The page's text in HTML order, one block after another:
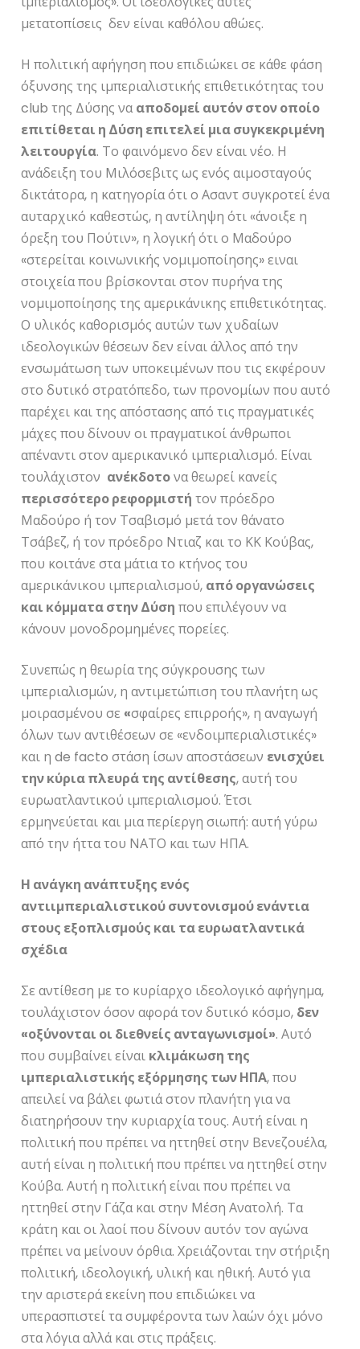
μετατοπίσεις δεν είναι καθόλου αθώες.
Η πολιτική αφήγηση που επιδιώκει σε κάθε φάση
όξυνσης της ιμπεριαλιστικής επιθετικότητας του
club της Δύσης νααποδομεί αυτόν στον οποίο
επιτίθεται η Δύση επιτελεί μια συγκεκριμένη
λειτουργία. Το φαινόμενο δεν είναι νέο. Η
ανάδειξη του Μιλόσεβιτς ως ενός αιμοσταγούς
δικτάτορα, η κατηγορία ότι ο Ασαντ συγκροτεί ένα
αυταρχικό καθεστώς, η αντίληψη ότι «άνοιξε η
όρεξη του Πούτιν», η λογική ότι ο Μαδούρο
«στερείται κοινωνικής νομιμοποίησης» ειναι
στοιχεία που βρίσκονται στον πυρήνα της
νομιμοποίησης της αμερικάνικης επιθετικότητας.
Ο υλικός καθορισμός αυτών των χυδαίων
ιδεολογικών θέσεων δεν είναι άλλος από την
ενσωμάτωση των υποκειμένων που τις εκφέρουν
στο δυτικό στρατόπεδο, των προνομίων που αυτό
παρέχει και της απόστασης από τις πραγματικές
μάχες που δίνουν οι πραγματικοί άνθρωποι
απέναντι στον αμερικανικό ιμπεριαλισμό. Είναι
τουλάχιστον ανέκδοτονα θεωρεί κανείς
περισσότερο ρεφορμιστή τον πρόεδρο
Μαδούρο ή τον Τσαβισμό μετά τον θάνατο
Τσάβεζ, ή τον πρόεδρο Ντιαζ και το ΚΚ Κούβας,
που κοιτάνε στα μάτια το κτήνος του
αμερικάνικου ιμπεριαλισμού, από οργανώσεις
και κόμματα στην Δύση που επιλέγουν να
κάνουν μονοδρομημένες πορείες.
Συνεπώς η θεωρία της σύγκρουσης των
ιμπεριαλισμών, η αντιμετώπιση του πλανήτη ως
μοιρασμένου σε «σφαίρες επιρροής», η αναγωγή
όλων των αντιθέσεων σε «ενδοιμπεριαλιστικές»
και η de facto στάση ίσων αποστάσεων ενισχύει
την κύρια πλευρά της αντίθεσης, αυτή του
ευρωατλαντικού ιμπεριαλισμού. Έτσι
ερμηνεύεται και μια περίεργη σιωπή: αυτή γύρω
από την ήττα του ΝΑΤΟ και των ΗΠΑ.
Η ανάγκη ανάπτυξης ενός
αντιιμπεριαλιστικού συντονισμού ενάντια
στους εξοπλισμούς και τα ευρωατλαντικά
σχέδια
Σε αντίθεση με το κυρίαρχο ιδεολογικό αφήγημα,
τουλάχιστον όσον αφορά τον δυτικό κόσμο, δεν
«οξύνονται οι διεθνείς ανταγωνισμοί». Αυτό
που συμβαίνει είναι κλιμάκωση της
ιμπεριαλιστικής εξόρμησης των ΗΠΑ, που
απειλεί να βάλει φωτιά στον πλανήτη για να
διατηρήσουν την κυριαρχία τους. Αυτή είναι η
πολιτική που πρέπει να ηττηθεί στην Βενεζουέλα,
αυτή είναι η πολιτική που πρέπει να ηττηθεί στην
Κούβα. Αυτή η πολιτική είναι που πρέπει να
ηττηθεί στην Γάζα και στην Μέση Ανατολή. Τα
κράτη και οι λαοί που δίνουν αυτόν τον αγώνα
πρέπει να μείνουν όρθια. Χρειάζονται την στήριξη
πολιτική, ιδεολογική, υλική και ηθική. Αυτό για
την αριστερά εκείνη που επιδιώκει να
υπερασπιστεί τα συμφέροντα των λαών όχι μόνο
στα λόγια αλλά και στις πράξεις.